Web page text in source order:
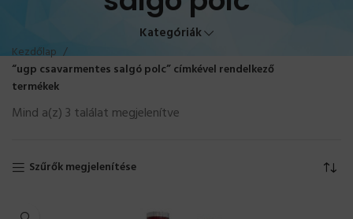
Kategóriák
Kezdőlap
“ugp csavarmentes salgó polc” címkével rendelkező
termékek
Mind a(z) 3 találat megjelenítve
Szűrők megjelenítése